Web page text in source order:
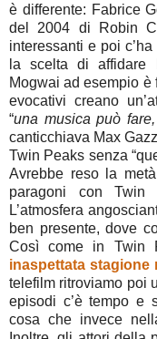
è differente: Fabrice
del 2004 di Robin
interessanti e poi
la scelta di affidare
Mogwai ad esempio è
evocativi creano
“una musica può
canticchiava Max
Twin Peaks senza
Avrebbe reso la
paragoni con Twin
L’atmosfera
ben presente, dove
Così come in Twin
inaspettata stagione
telefilm ritroviamo poi
episodi c’è tempo e
cosa che invece